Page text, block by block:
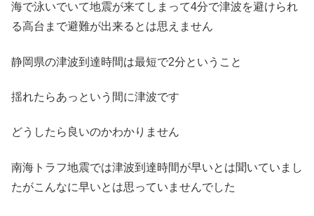
海で泳いでいて地震が来てしまって4分で津波を避けられ
る高台まで避難が出来るとは思えません
静岡県の津波到達時間は最短で2分ということ
揺れたらあっという間に津波です
どうしたら良いのかわかりません
南海トラフ地震では津波到達時間が早いとは聞いていまし
たがこんなに早いとは思っていませんでした